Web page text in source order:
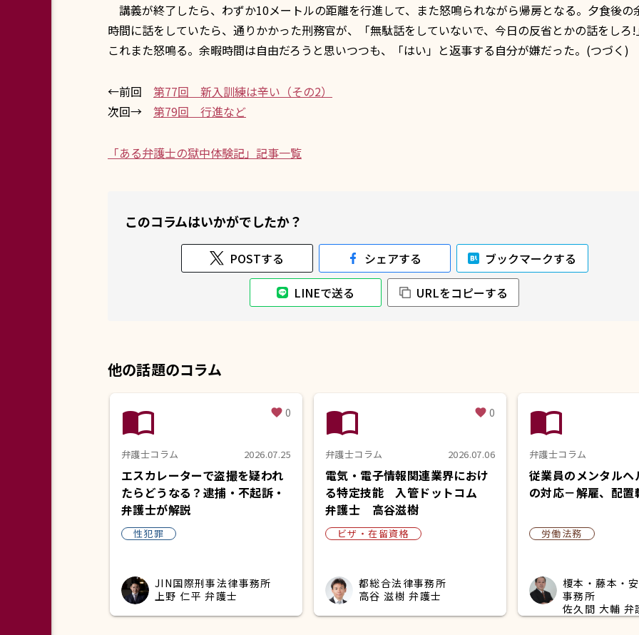
講義が終了したら、わずか10メートルの距離を行進して、また怒鳴られながら帰房となる。夕食後の
時間に話をしていたら、通りかかった刑務官が、「無駄話をしていないで、今日の反省とかの話をしろ!
これまた怒鳴る。余暇時間は自由だろうと思いつつも、「はい」と返事する自分が嫌だった。(つづく)
←前回 第77回 新入訓練は辛い（その2）
次回→ 第79回 行進など
「ある弁護士の獄中体験記」記事一覧
このコラムはいかがでしたか？
POSTする シェアする
ブックマークする
LINEで送る
URLをコピーする
他の話題のコラム
import_contacts favorite 0
弁護士コラム 2026.07.25
エスカレーターで盗撮を疑われ
たらどうなる？逮捕・不起訴・
弁護士が解説
性犯罪
JIN国際刑事法律事務所
上野 仁平 弁護士
import_contacts favorite 0
弁護士コラム 2026.07.06
電気・電子情報関連業界におけ
る特定技能 入管ドットコム
弁護士 高谷滋樹
ビザ・在留資格
都総合法律事務所
高谷 滋樹 弁護士
import_contacts
弁護士コラム
従業員のメンタルヘ
の対応－解雇、配置
労働法務
榎本・藤本・
事務所
佐久間 大輔 弁